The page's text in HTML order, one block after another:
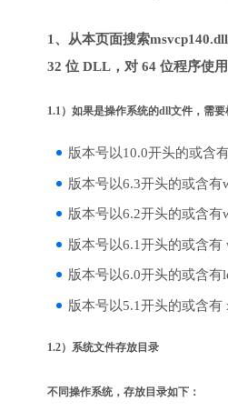
1、从本页面搜索
32 位 DLL，对 64 位程序使
1.1）如果是操作系统的dll文件，需
版本号以10.0开头的或含
版本号以6.3开头的或含
版本号以6.2开头的或含
版本号以6.1开头的或含
版本号以6.0开头的或含有
版本号以5.1开头的或含
1.2）系统文件存放目录
不同操作系统，存放目录如下：